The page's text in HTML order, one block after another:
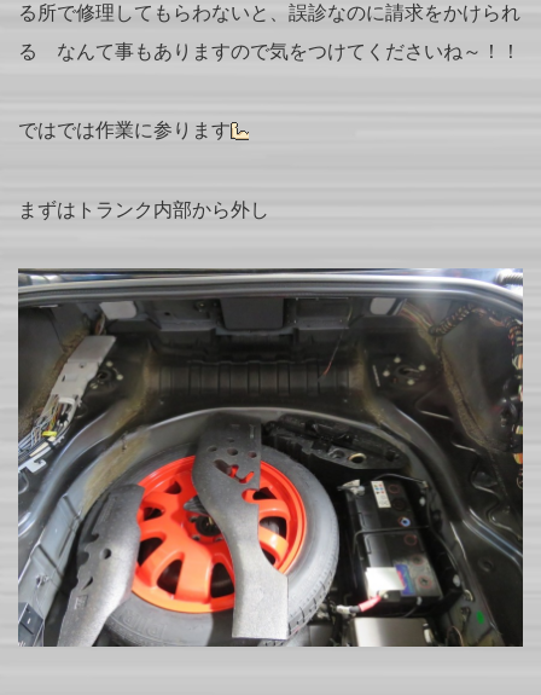
る所で修理してもらわないと、誤診なのに請求をかけられ
る なんて事もありますので気をつけてくださいね～！！
ではでは作業に参ります
まずはトランク内部から外し